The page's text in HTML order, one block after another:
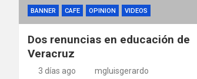
BANNER CAFE OPINION VIDEOS
Dos renuncias en educación de
Veracruz
3 días ago mgluisgerardo